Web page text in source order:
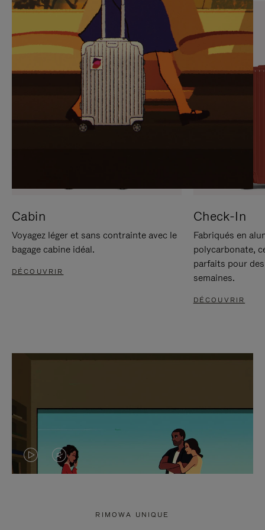
SUR
POUR
METTRE
PAUSE
VEUILLEZ
CLIQUER
POUR
RÉACTIVER
LE
SON
Cabin
Voyagez léger et sans contrainte avec le
bagage cabine idéal.
DÉCOUVRIR
Check-In
Fabriqués en
polycarbonate,
parfaits pour
semaines.
DÉCOUVRIR
LA LE
RIMOWA UNIQUE